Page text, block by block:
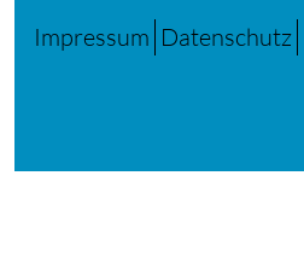
Impressum Datenschutz